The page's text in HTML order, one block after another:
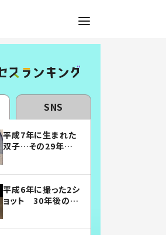
SNS
平成7年に生まれた
双子…その29年後
平成6年に撮った2シ
ョット 30年後の姿